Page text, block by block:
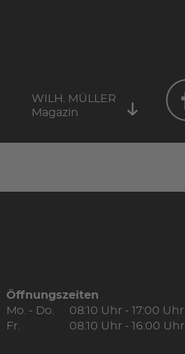
WILH. MÜLLER
Magazin
Öffnungszeiten
Mo. - Do.
08:10 Uhr - 17:00 Uhr
Fr.
08:10 Uhr - 16:00 Uhr